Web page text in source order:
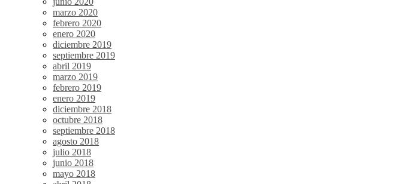
marzo 2020
febrero 2020
enero 2020
diciembre 2019
septiembre 2019
abril 2019
marzo 2019
febrero 2019
enero 2019
diciembre 2018
octubre 2018
septiembre 2018
agosto 2018
julio 2018
junio 2018
mayo 2018